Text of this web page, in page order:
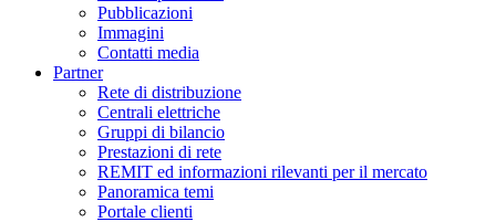
Pubblicazioni
Immagini
Contatti media
Partner
Rete di distribuzione
Centrali elettriche
Gruppi di bilancio
Prestazioni di rete
REMIT ed informazioni rilevanti per il mercato
Panoramica temi
Portale clienti